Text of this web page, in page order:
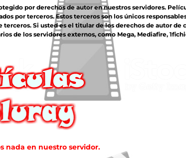
por derechos de autor en nuestros servidores.
por terceros. Estos terceros son los únicos
Si usted es el titular de los derechos de autor de
de los servidores externos, como Mega, Mediafire,
nada en nuestro servidor.